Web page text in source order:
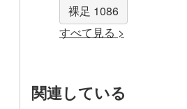
裸足 1086
すべて見る >
関連している